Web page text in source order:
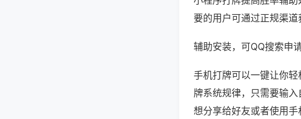
要的用户可通过正规渠道
辅助安装，可QQ搜索申
手机打牌可以一键让你
牌系统规律，只需要输
想分享给好友或者使用手